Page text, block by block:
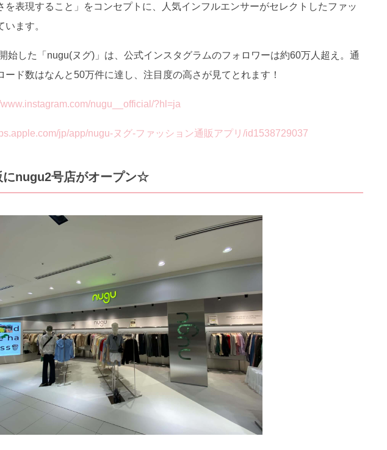
を表現すること」をコンセプトに、人気インフルエンサーがセレクトしたファッ
ます。
始した「nugu(ヌグ)」は、公式インスタグラムのフォロワーは約60万人超え。通
ド数はなんと50万件に達し、注目度の高さが見てとれます！
nugu__official/?hl=ja
jp/app/nugu-ヌグ-ファッション通販アプリ/id1538729037
にnugu2号店がオープン☆